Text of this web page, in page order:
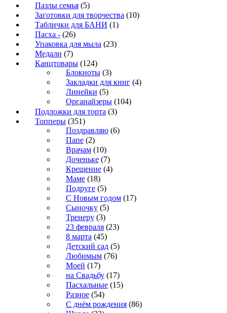
Пазлы семья (5)
Заготовки для творчества (10)
Таблички для БАНИ (1)
Пасха - (26)
Упаковка для мыла (23)
Медали (7)
Канцтовары (124)
Блокноты (3)
Закладки для книг (4)
Линейки (5)
Органайзеры (104)
Подложки для торта (3)
Топперы (351)
Поздравляю (6)
Папе (2)
Врачам (10)
Доченьке (7)
Крещение (4)
Маме (18)
Подруге (5)
С Новым годом (17)
Сыночку (5)
Тренеру (3)
23 февраля (23)
8 марта (45)
Детский сад (5)
Любимым (76)
Моей (17)
на Свадьбу (17)
Пасхальные (15)
Разное (54)
С днём рождения (86)